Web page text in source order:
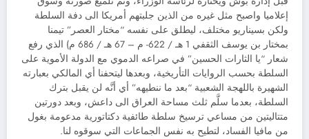
إعلاميا واصبح مثل غيره من الذين جلبتهم أمريكا الى دفة السلطة
ولكن بسيناريو مختلف، ليطلق على نفسه “مختار العصر” تيمنا
بمختار بن يوسف الثقفي 1 هـ / 622- م – 67 هـ / 686 م) الذي رفع
شعار “يا الثارات الحسين” في صراعه الدموي مع الدولة الأموية على
السلطة بحسب الروايات التأريخية، وبعدها ليتحفنا أي المالكي بعبارته
الشهيرة باللهجة الشعبية “بعد ما ننطيهه” أي أنَّه لن يقبل بترك
السلطة، بعدما سلَّم ثلث مساحة العراق الى داعش، وبعد دورتين
متتاليتين من مساعي ترسيخ سلطة طائفية دكتاتورية مدعومة بغول
من مافيا الفساد، لتطيح به نفس الجماعات التي سوقوه لنا.